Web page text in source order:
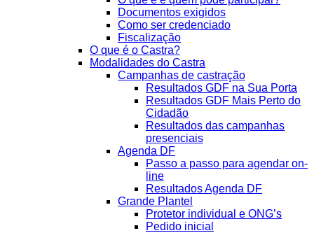
Documentos exigidos
Como ser credenciado
Fiscalização
O que é o Castra?
Modalidades do Castra
Campanhas de castração
Resultados GDF na Sua Porta
Resultados GDF Mais Perto do
Cidadão
Resultados das campanhas
presenciais
Agenda DF
Passo a passo para agendar on-
line
Resultados Agenda DF
Grande Plantel
Protetor individual e ONG’s
Pedido inicial